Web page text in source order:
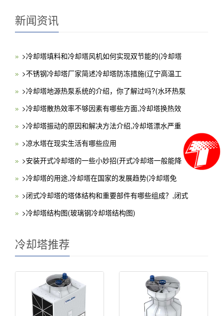
新闻资讯
>冷却塔填料和冷却塔风机如何实现双节能的(冷却塔
>不锈钢冷却塔厂家简述冷却塔防冻措施(辽宁高温工
>冷却塔地源热泵系统的介绍，你了解过吗?(水环热泵
>冷却塔散热效率不够因素有哪些方面,冷却塔换热效
>冷却塔振动的原因和解决方法介绍,冷却塔漂水严重
>凉水塔在现实生活有哪些应用
>安装开式冷却塔的一些小妙招(开式冷却塔一般能降
>冷却塔的用途,冷却塔在国家的发展趋势(冷却塔免
>闭式冷却塔的塔体结构和重要部件有哪些组成？,闭式
>冷却塔结构图(玻璃钢冷却塔结构图)
冷却塔推荐